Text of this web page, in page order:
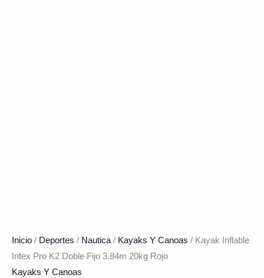
Inicio / Deportes / Nautica/ Kayaks Y Canoas / Kayak Inflable
Intex Pro K2 Doble Fijo 3.84m 20kg Rojo
Kayaks Y Canoas